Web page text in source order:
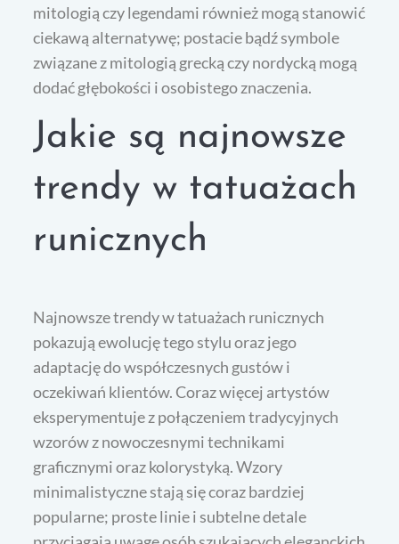
mitologią czy legendami również mogą stanowić
ciekawą alternatywę; postacie bądź symbole
związane z mitologią grecką czy nordycką mogą
dodać głębokości i osobistego znaczenia.
Jakie są najnowsze
trendy w tatuażach
runicznych
Najnowsze trendy w tatuażach runicznych
pokazują ewolucję tego stylu oraz jego
adaptację do współczesnych gustów i
oczekiwań klientów. Coraz więcej artystów
eksperymentuje z połączeniem tradycyjnych
wzorów z nowoczesnymi technikami
graficznymi oraz kolorystyką. Wzory
minimalistyczne stają się coraz bardziej
popularne; proste linie i subtelne detale